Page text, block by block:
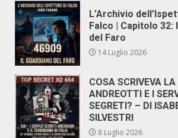
L’Archivio
Falco | Capitolo 32:
del Faro
14 Luglio 2026
COSA SCRIVEVA
ANDREOTTI E I
SEGRETI? – DI
SILVESTRI
8 Luglio 2026